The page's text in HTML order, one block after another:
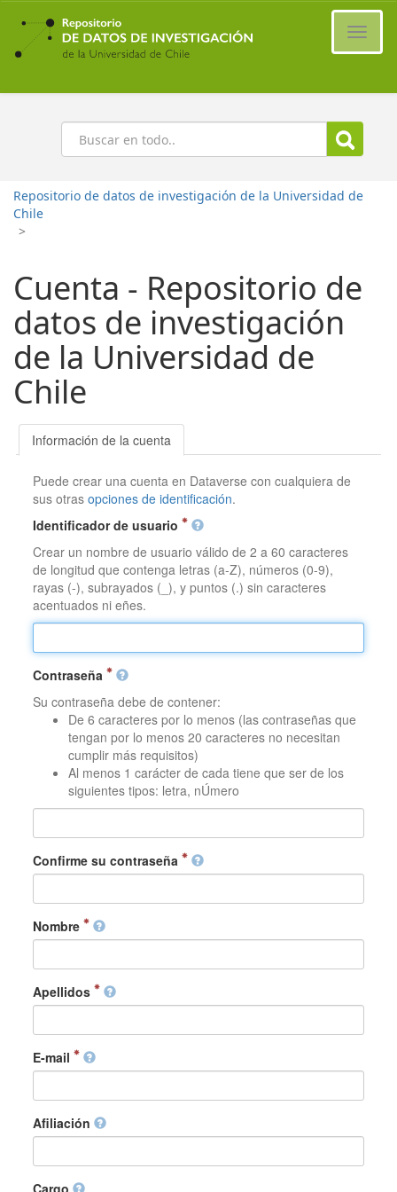
Ir
contenido
principal
Buscar
Repositorio de datos de investigación de la Universidad de
Chile
>
Cuenta - Repositorio de
datos de investigación
de la Universidad de
Chile
Información de la cuenta
Puede crear una cuenta en Dataverse con cualquiera de
sus otrasopciones de identificación.
Identificador de usuario
Crear un nombre de usuario válido de 2 a 60 caracteres
de longitud que contenga letras (a-Z), números (0-9),
rayas (-), subrayados (_), y puntos (.) sin caracteres
acentuados ni eñes.
Contraseña
Su contraseña debe de contener:
De 6 caracteres por lo menos (las contraseñas que
tengan por lo menos 20 caracteres no necesitan
cumplir más requisitos)
Al menos 1 carácter de cada tiene que ser de los
siguientes tipos: letra, nÚmero
Confirme su contraseña
Nombre
Apellidos
E-mail
Afiliación
Cargo